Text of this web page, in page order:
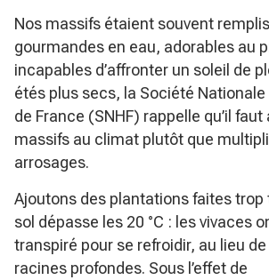
Nos massifs étaient souvent
gourmandes en eau, adorables au
incapables d’affronter un soleil de
étés plus secs, la Société Nationale
de France (SNHF) rappelle qu’il
massifs au climat plutôt que
arrosages.
Ajoutons des plantations faites trop
sol dépasse les 20 °C : les vivaces
transpiré pour se refroidir, au lieu
racines profondes. Sous l’effet de